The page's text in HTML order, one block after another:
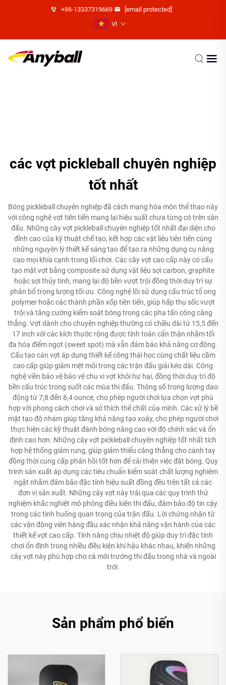
+86-13337319669
[email protected]
VI
các vợt pickleball chuyên nghiệp
tốt nhất
Bóng pickleball chuyên nghiệp đã cách mạng hóa môn thể thao này
với công nghệ vợt tiên tiến mang lại hiệu suất chưa từng có trên sân
đấu. Những cây vợt pickleball chuyên nghiệp tốt nhất đại diện cho
đỉnh cao của kỹ thuật chế tạo, kết hợp các vật liệu tiên tiến cùng
những nguyên lý thiết kế sáng tạo để tạo ra những dụng cụ nâng
cao mọi khía cạnh trong lối chơi. Các cây vợt cao cấp này có cấu
tạo mặt vợt bằng composite sử dụng vật liệu sợi carbon, graphite
hoặc sợi thủy tinh, mang lại độ bền vượt trội đồng thời duy trì sự
phân bổ trọng lượng tối ưu. Công nghệ lõi sử dụng cấu trúc tổ ong
polymer hoặc các thành phần xốp tiên tiến, giúp hấp thụ sốc vượt
trội và tăng cường kiểm soát bóng trong các pha tấn công căng
thẳng. Vợt dành cho chuyên nghiệp thường có chiều dài từ 15,5 đến
17 inch với các kích thước rộng được tính toán cẩn thận nhằm tối
đa hóa điểm ngọt (sweet spot) mà vẫn đảm bảo khả năng cơ động.
Cấu tạo cán vợt áp dụng thiết kế công thái học cùng chất liệu cầm
cao cấp giúp giảm mệt mỏi trong các trận đấu giải kéo dài. Công
nghệ viền bảo vệ bảo vệ chu vi vợt khỏi hư hại, đồng thời duy trì độ
bền cấu trúc trong suốt các mùa thi đấu. Thông số trọng lượng dao
động từ 7,8 đến 8,4 ounce, cho phép người chơi lựa chọn vợt phù
hợp với phong cách chơi và sở thích thể chất của mình. Các xử lý bề
mặt tạo độ nhám giúp tăng khả năng tạo xoáy, cho phép người chơi
thực hiện các kỹ thuật đánh bóng nâng cao với độ chính xác và ổn
định cao hơn. Những cây vợt pickleball chuyên nghiệp tốt nhất tích
hợp hệ thống giảm rung, giúp giảm thiểu căng thẳng cho cánh tay
đồng thời cung cấp phản hồi tốt hơn để cải thiện việc đặt bóng. Quy
trình sản xuất áp dụng các tiêu chuẩn kiểm soát chất lượng nghiêm
ngặt nhằm đảm bảo đặc tính hiệu suất đồng đều trên tất cả các
đơn vị sản xuất. Những cây vợt này trải qua các quy trình thử
nghiệm khắc nghiệt mô phỏng điều kiện thi đấu, đảm bảo độ tin cậy
trong các tình huống quan trọng của trận đấu. Lời chứng nhận từ
các vận động viên hàng đầu xác nhận khả năng vận hành của các
thiết kế vợt cao cấp. Tính năng chịu nhiệt độ giúp duy trì đặc tính
chơi ổn định trong nhiều điều kiện khí hậu khác nhau, khiến những
cây vợt này phù hợp cho cả môi trường thi đấu trong nhà và ngoài
trời.
Sản phẩm phổ biến